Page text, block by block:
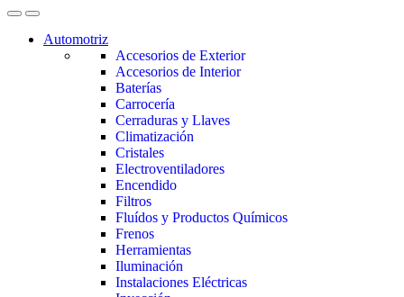
Automotriz
Accesorios de Exterior
Accesorios de Interior
Baterías
Carrocería
Cerraduras y Llaves
Climatización
Cristales
Electroventiladores
Encendido
Filtros
Fluídos y Productos Químicos
Frenos
Herramientas
Iluminación
Instalaciones Eléctricas